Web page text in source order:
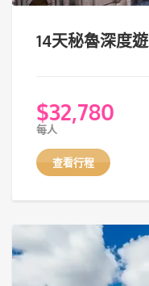
14天秘魯深度遊
$32,780
每人
查看行程